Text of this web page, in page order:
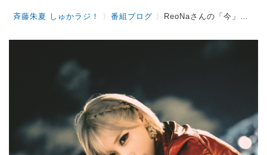
斉藤朱夏 しゅかラジ！ 〉番組ブログ 〉 ReoNaさんの「今」を表す３つの言葉